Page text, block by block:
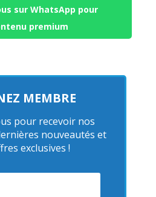
sur WhatsApp pour
premium
MEMBRE
pour recevoir nos
nouveautés et
exclusives !